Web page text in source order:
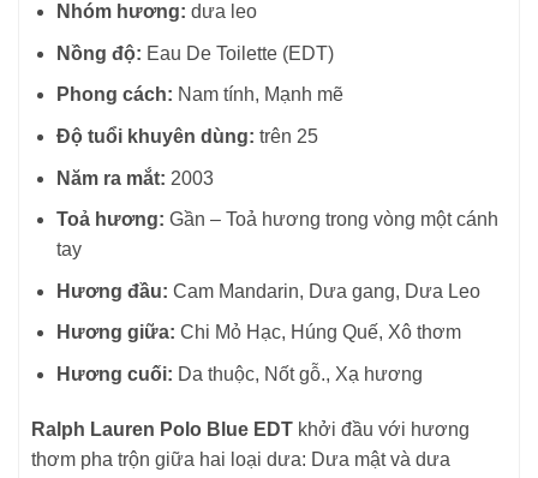
Nhóm hương: dưa leo
Nồng độ: Eau De Toilette (EDT)
Phong cách: Nam tính, Mạnh mẽ
Độ tuổi khuyên dùng: trên 25
Năm ra mắt: 2003
Toả hương: Gần – Toả hương trong vòng một cánh
tay
Hương đầu: Cam Mandarin, Dưa gang, Dưa Leo
Hương giữa: Chi Mỏ Hạc, Húng Quế, Xô thơm
Hương cuối: Da thuộc, Nốt gỗ., Xạ hương
Ralph Lauren Polo Blue EDT khởi đầu với hương
thơm pha trộn giữa hai loại dưa: Dưa mật và dưa